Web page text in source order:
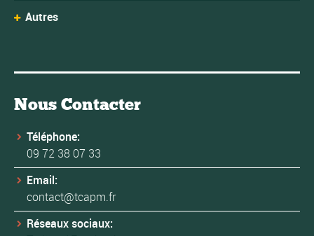
Autres
Nous Contacter
Téléphone:
09 72 38 07 33
Email:
contact@tcapm.fr
Réseaux sociaux: